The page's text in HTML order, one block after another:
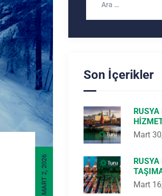
MART 2, 2026
Son İçerikler
Mart
RUSYA
Mart